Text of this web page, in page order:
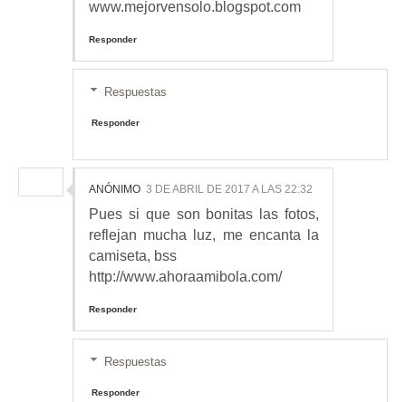
www.mejorvensolo.blogspot.com
Responder
Respuestas
Responder
ANÓNIMO 3 DE ABRIL DE 2017 A LAS 22:32
Pues si que son bonitas las fotos,
reflejan mucha luz, me encanta la
camiseta, bss
http://www.ahoraamibola.com/
Responder
Respuestas
Responder